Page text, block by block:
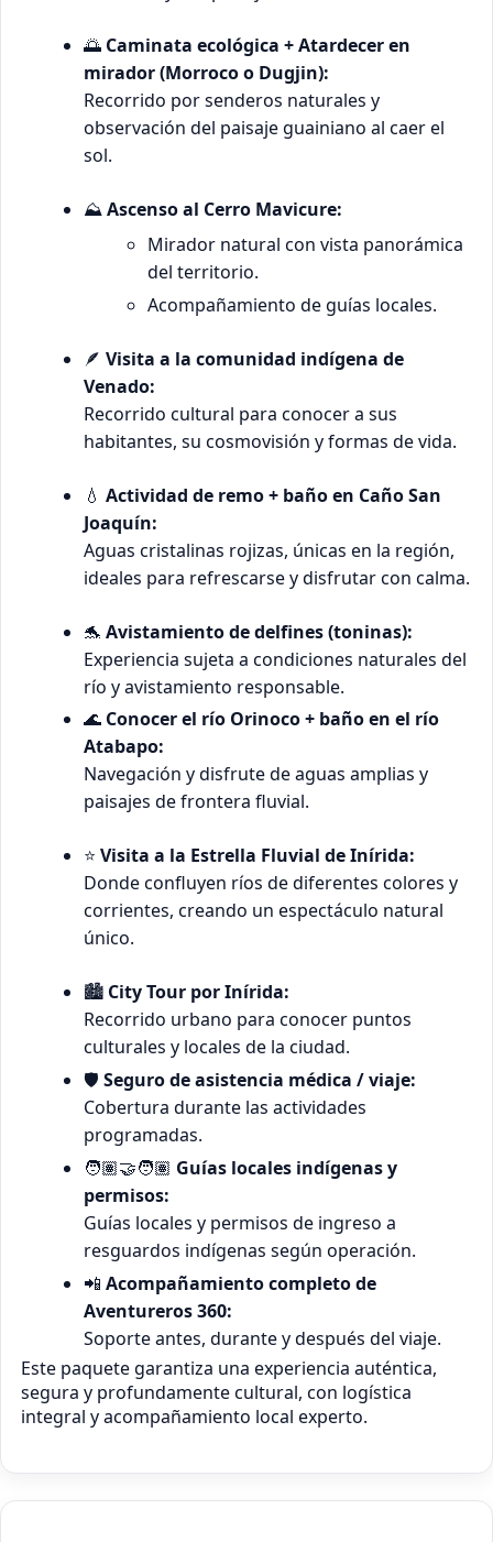
🌅 Caminata ecológica + Atardecer en
mirador (Morroco o Dugjin):
Recorrido por senderos naturales y
observación del paisaje guainiano al caer el
sol.
⛰️Ascenso al Cerro Mavicure:
Mirador natural con vista panorámica
del territorio.
Acompañamiento de guías locales.
🪶Visita a la comunidad indígena de
Venado:
Recorrido cultural para conocer a sus
habitantes, su cosmovisión y formas de vida.
💧Actividad de remo + baño en Caño San
Joaquín:
Aguas cristalinas rojizas, únicas en la región,
ideales para refrescarse y disfrutar con calma.
🐬Avistamiento de delfines (toninas):
Experiencia sujeta a condiciones naturales del
río y avistamiento responsable.
🌊 Conocer el río Orinoco + baño en el río
Atabapo:
Navegación y disfrute de aguas amplias y
paisajes de frontera fluvial.
⭐Visita a la Estrella Fluvial de Inírida:
Donde confluyen ríos de diferentes colores y
corrientes, creando un espectáculo natural
único.
🏙️ City Tour por Inírida:
Recorrido urbano para conocer puntos
culturales y locales de la ciudad.
🛡️Seguro de asistencia médica / viaje:
Cobertura durante las actividades
programadas.
🧑🏽‍🤝‍🧑🏽 Guías locales indígenas y
permisos:
Guías locales y permisos de ingreso a
resguardos indígenas según operación.
📲Acompañamiento completo de
Aventureros 360:
Soporte antes, durante y después del viaje.
Este paquete garantiza una experiencia auténtica,
segura y profundamente cultural, con logística
integral y acompañamiento local experto.